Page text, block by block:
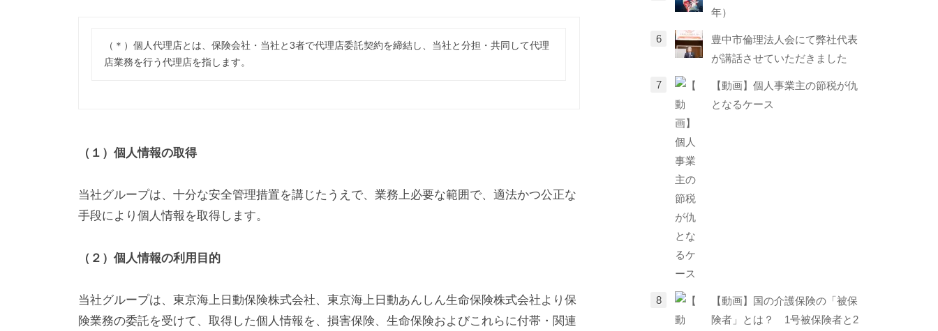
（＊）個人代理店とは、保険会社・当社と3者で代理店委託契約を締結し、当社と分担・共同して代理
店業務を行う代理店を指します。
（１）個人情報の取得
当社グループは、十分な安全管理措置を講じたうえで、業務上必要な範囲で、適法かつ公正な
手段により個人情報を取得します。
（２）個人情報の利用目的
当社グループは、東京海上日動保険株式会社、東京海上日動あんしん生命保険株式会社より保
険業務の委託を受けて、取得した個人情報を、損害保険、生命保険およびこれらに付帯・関連
年）
豊中市倫理法人会にて弊社代表
が講話させていただきました
【動画】個人事業主の節税が仇
となるケース
【動画】国の介護保険の「被保
険者」とは？ 1号被保険者と2